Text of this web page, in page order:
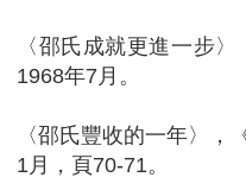
〈邵氏成就更進一步
1968年7月。
〈邵氏豐收的一年〉
1月，頁70-71。